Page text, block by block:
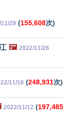
29 (155,608次)
🖼️ 2022/11/26
11/18 (248,931次)
2022/11/12 (197,485